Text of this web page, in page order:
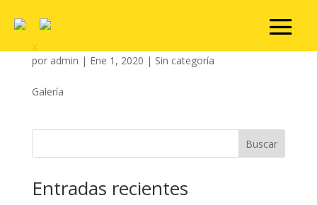
por admin | Ene 1, 2020 | Sin categoría
Galería
Buscar
Entradas recientes